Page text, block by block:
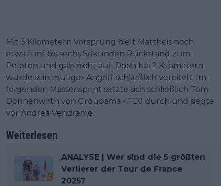
Mit 3 Kilometern Vorsprung hielt Mattheis noch
etwa fünf bis sechs Sekunden Rückstand zum
Peloton und gab nicht auf. Doch bei 2 Kilometern
wurde sein mutiger Angriff schließlich vereitelt. Im
folgenden Massensprint setzte sich schließlich Tom
Donnenwirth von Groupama - FDJ durch und siegte
vor Andrea Vendrame.
Weiterlesen
ANALYSE | Wer sind die 5 größten
Verlierer der Tour de France
2025?